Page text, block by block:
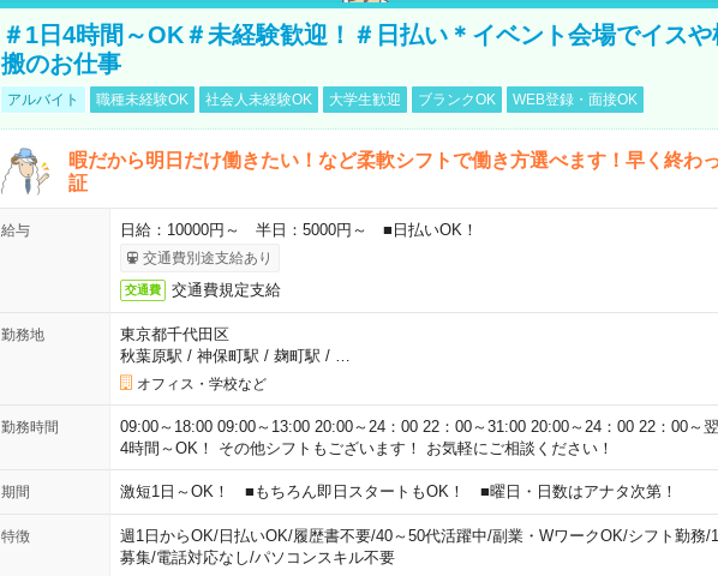
＃1日4時間～OK＃未経験歓迎！＃日払い＊イベント会場でイスや
搬のお仕事
アルバイト 職種未経験OK 社会人未経験OK 大学生歓迎 ブランクOK WEB登録・面接OK
暇だから明日だけ働きたい！など柔軟シフトで働き方選べます！早く終わ
証
給与 日給：10000円～ 半日：5000円～ ■日払いOK！
交通費別途支給あり
交通費 交通費規定支給
勤務地
東京都千代田区
秋葉原駅 / 神保町駅 / 麹町駅 /
オフィス・学校など
勤務時間
09:00～18:00 09:00～13:00 20:00～24：00 22：00～31:00 20:00～24：00 22：00～
4時間～OK！ その他シフトもございます！ お気軽にご相談ください！
期間 激短1日～OK！ ■もちろん即日スタートもOK！ ■曜日・日数はアナタ次第！
特徴 週1日からOK/日払いOK/履歴書不要/40～50代活躍中/副業・WワークOK/シフト勤務/
募集/電話対応なし/パソコンスキル不要